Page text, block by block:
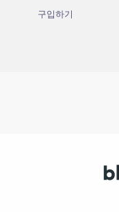
구입하기